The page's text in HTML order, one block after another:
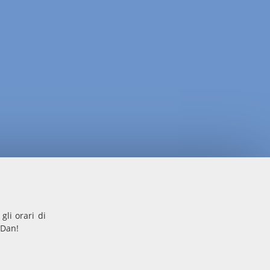
gli orari di